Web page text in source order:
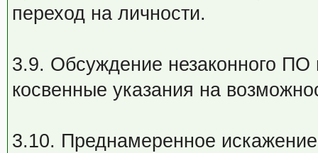
переход на личности.
3.9. Обсуждение незаконного
косвенные указания на
3.10. Преднамеренное